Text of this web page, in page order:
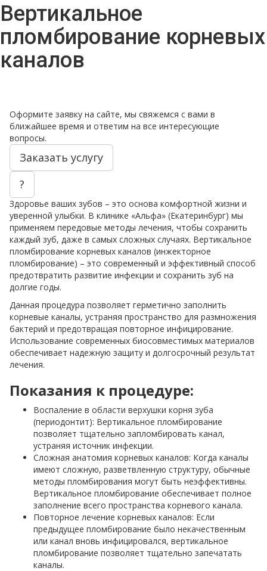
Вертикальное
пломбирование корневых
каналов
Оформите заявку на сайте, мы свяжемся с вами в
ближайшее время и ответим на все интересующие
вопросы.
Заказать услугу
?
Здоровье ваших зубов – это основа комфортной жизни и
уверенной улыбки. В клинике «Альфа» (Екатеринбург) мы
применяем передовые методы лечения, чтобы сохранить
каждый зуб, даже в самых сложных случаях. Вертикальное
пломбирование корневых каналов (инжекторное
пломбирование) – это современный и эффективный способ
предотвратить развитие инфекции и сохранить зуб на
долгие годы.
Данная процедура позволяет герметично заполнить
корневые каналы, устраняя пространство для размножения
бактерий и предотвращая повторное инфицирование.
Использование современных биосовместимых материалов
обеспечивает надежную защиту и долгосрочный результат
лечения.
Показания к процедуре:
Воспаление в области верхушки корня зуба
(периодонтит): Вертикальное пломбирование
позволяет тщательно запломбировать канал,
устраняя источник инфекции.
Сложная анатомия корневых каналов: Когда каналы
имеют сложную, разветвленную структуру, обычные
методы пломбирования могут быть неэффективны.
Вертикальное пломбирование обеспечивает полное
заполнение всего пространства корневого канала.
Повторное лечение корневых каналов: Если
предыдущее пломбирование было некачественным
или канал вновь инфицировался, вертикальное
пломбирование позволяет тщательно запечатать
каналы.